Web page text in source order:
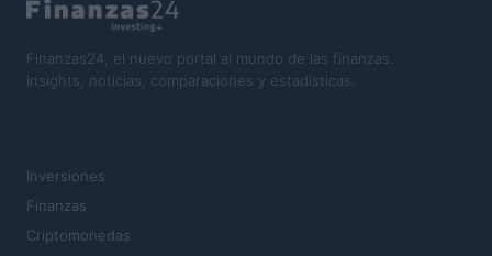
Finanzas24, el nuevo portal al mundo de las finanzas.
Insights, noticias, comparaciones y estadísticas.
Inversiones
Finanzas
Criptomonedas